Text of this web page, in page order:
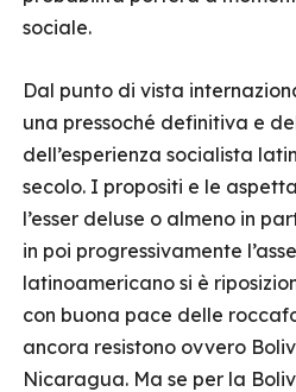
sociale.
Dal punto di vista
una pressoché definitiva e
dell’esperienza socialista
secolo. I propositi e le
l’esser deluse o almeno in
in poi progressivamente
latinoamericano si è
con buona pace delle
ancora resistono ovvero
Nicaragua. Ma se per la